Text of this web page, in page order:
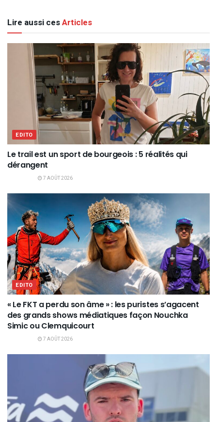
Lire aussi cesArticles
EDITO
Le trail est un sport de bourgeois : 5 réalités qui
dérangent
7 AOÛT 2026
EDITO
« Le FKT a perdu son âme » : les puristes s’agacent
des grands shows médiatiques façon Nouchka
Simic ou Clemquicourt
7 AOÛT 2026